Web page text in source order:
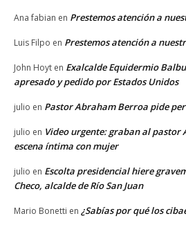
Ana fabian en Prestemos atención a
Luis Filpo en Prestemos atención a
John Hoyt en Exalcalde Equidermio
apresado y pedido por Estados Unidos
julio en Pastor Abraham Berroa pide
julio en Video urgente: graban al pastor
escena íntima con mujer
julio en Escolta presidencial hiere
Checo, alcalde de Río San Juan
Mario Bonetti en ¿Sabías por qué los